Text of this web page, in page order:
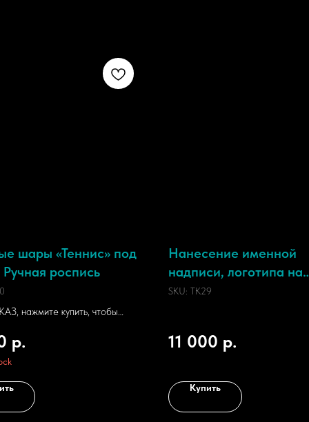
шары «Теннис» под
Ручная роспись
нажмите купить, чтобы
р.
Нанесение именной
надписи, логотипа на
спортивную сумку или
SKU: TK29
11 000 р.
Купить